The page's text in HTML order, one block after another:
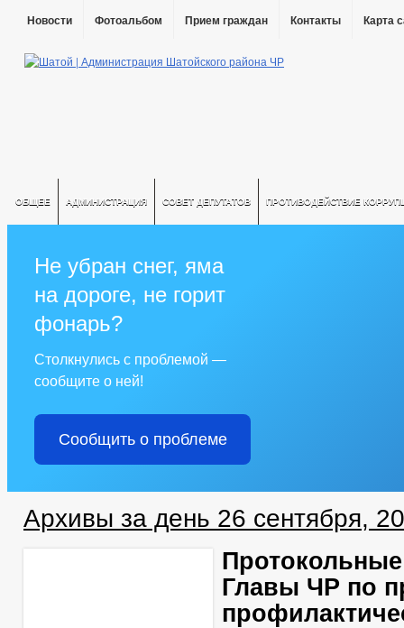
Новости Фотоальбом Прием граждан Контакты Карта
ОБЩЕЕ АДМИНИСТРАЦИЯ СОВЕТ ДЕПУТАТОВ ПРОТИВОДЕЙСТВИЕ
Не убран снег, яма
на дороге, не горит
фонарь?
Столкнулись с проблемой —
сообщите о ней!
Сообщить о проблеме
Архивы за день 26 сентября,
Главы ЧР по